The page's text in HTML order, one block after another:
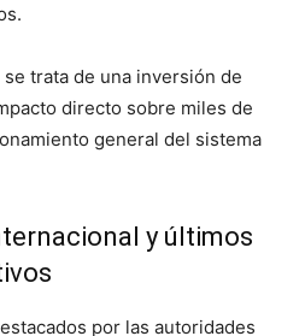
trata de una inversión de
directo sobre miles de
general del sistema
y últimos
por las autoridades